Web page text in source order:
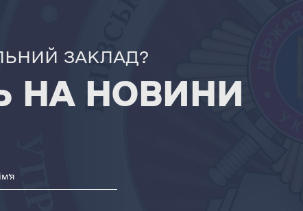
ЗАКЛАД?
НА НОВИНИ